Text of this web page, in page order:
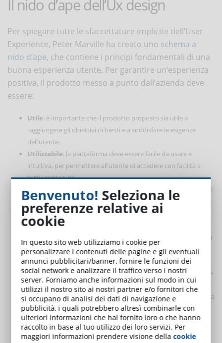
Il nido d’ape dell’Ux design
Per spiegare tutte le sfaccettature implicite dell’User
Experience, Peter Marville ha creato uno schema a
nido d’ape, che contiene i principi fondamentali di una
buona esperienza utente. Per garantire un’esperienza
positiva, il prodotto messo a punto dall’azienda deve
essere:
Utile: è importante che il prodotto proposto sia utile a
raggiungere gli obiettivi richiesti e a soddisfare le esigenze
dell’utente;
Utilizzabile: la piattaforma deve essere facile da usare e
intuitiva, per permettere all’utente di accedere con facilità a
tutti i contenuti;
Desiderabile
: non basta che il corso e la piattaforma siano utili
e utilizzabili, ma è necessario che attirino l’utente, facendo leva
anche sul suolato emotivo, così da portare a una esperienza
positiva;
: la navigazione deve essere semplice e immediata, di
modo che un utente possa trovare velocemente quello che
stava cercando e di cui aveva bisogno;
Accessibile: tutti devono potervi avere accesso. “Proprio come
i nostri edifici sono dotati di ascensori e rampe, i nostri siti web
dovrebbero essere accessibili alle persone con disabilità”, spiega
Marville;
Credibile: è necessario rassicurare l’utente, perché si possa
fidare a navigare sul sito dove vengono proposti i corsi e-
Benvenuto! Seleziona le
preferenze relative ai
cookie
In questo sito web utilizziamo i cookie per
personalizzare i contenuti delle pagine e gli eventuali
annunci pubblicitari/banner, fornire le funzioni dei
social network e analizzare il traffico verso i nostri
server. Forniamo anche informazioni sul modo in cui
utilizzi il nostro sito ai nostri partner e/o fornitori che
si occupano di analisi dei dati di navigazione e
pubblicità, i quali potrebbero altresì combinarle con
ulteriori informazioni che hai fornito loro o che hanno
raccolto in base al tuo utilizzo dei loro servizi. Per
maggiori informazioni prendere visione dellacookie